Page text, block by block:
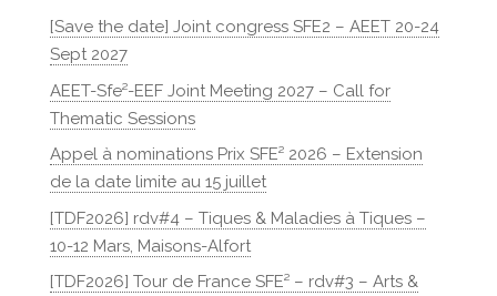
[Save the date] Joint congress SFE2 – AEET 20-24
Sept 2027
AEET-Sfe²-EEF Joint Meeting 2027 – Call for
Thematic Sessions
Appel à nominations Prix SFE² 2026 – Extension
de la date limite au 15 juillet
[TDF2026] rdv#4 – Tiques & Maladies à Tiques –
10-12 Mars, Maisons-Alfort
[TDF2026] Tour de France SFE² – rdv#3 – Arts &